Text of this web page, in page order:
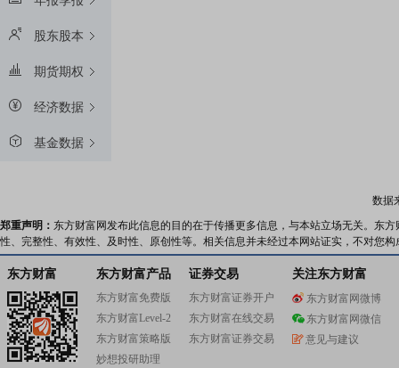
股东股本
期货期权
经济数据
基金数据
数据
郑重声明： 东方财富网发布此信息的目的在于传播更多信息，与本站立场无关。东
性、完整性、有效性、及时性、原创性等。相关信息并未经过本网站证实，不对您
东方财富 东方财富产品
东方财富免费版
东方财富Level-2
东方财富策略版
妙想投研助理
证券交易
东方财富证券开户
东方财富在线交易
东方财富证券交易
关注东方财富
东方财富网微博
东方财富网微信
意见与建议